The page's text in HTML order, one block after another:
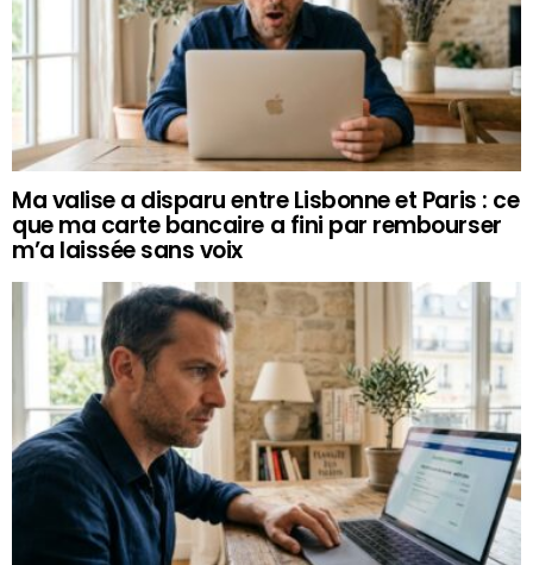
Ma valise a disparu entre Lisbonne et Paris : ce
que ma carte bancaire a fini par rembourser
m’a laissée sans voix